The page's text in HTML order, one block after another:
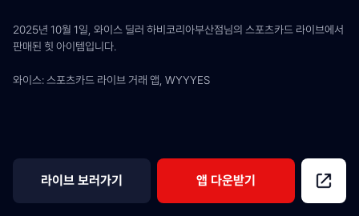
2025년 10월 1일, 와이스 딜러 하비코리아부산점님의 스포츠카드 라이브에서
판매된 힛 아이템입니다.
와이스: 스포츠카드 라이브 거래 앱, WYYYES
라이브 보러가기 앱 다운받기